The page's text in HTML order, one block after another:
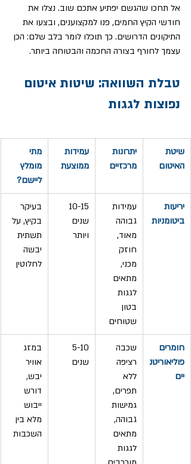
אל תחכו שהגשם יפתיע אתכם שוב. נצלו את
חודשי הקיץ החמים, פנו למקצוענים, ובצעו את
התיקונים הדרושים. כך תוכלו לומר בלב שלם: הכן
עצמך לחורף בצורה החכמה והבטוחה ביותר.
טבלת השוואה: שיטות איטום
נפוצות לגגות
שיטת
האיטום
יתרונות
מרכזיים
עמידות
ממוצעת
מתי
מומלץ
ליישם?
יריעות
ביטומניות
עמידות
גבוהה
מאוד,
חוזק
מכני,
מתאים
לגגות
בטון
שטוחים
שנים
ויותר
בעיקר
בקיץ, על
תשתית
יבשה
לחלוטין
חומרים
פוליאוריטנ
יים
שכבה
רציפה
ללא
תפרים,
גמישות
גבוהה,
מתאים
לגגות
שנים
במזג
אוויר
יבש,
דורש
ייבוש
מלא בין
השכבות